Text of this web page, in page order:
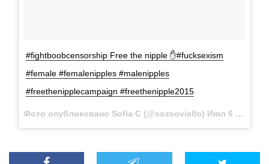
#fightboobcensorship Free the nipple ✋#fucksexism
#female #femalenipples #malenipples
#freethenipplecampaign #freethenipple2015
Фото опубликовано Sofia C (@sozcoviello) Июл 6 2015 в 2:08 PDT